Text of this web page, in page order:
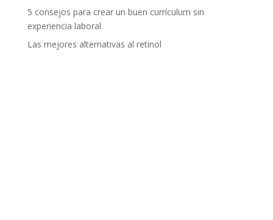
5 consejos para crear un buen currículum sin
experiencia laboral
Las mejores alternativas al retinol